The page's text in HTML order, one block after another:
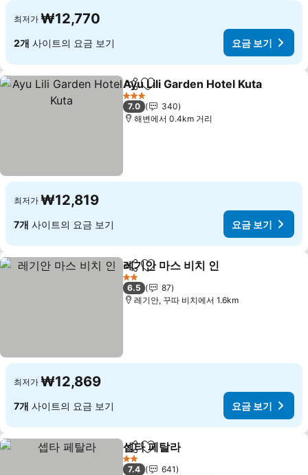
최저가 ₩12,770
2개 사이트의 요금 보기 요금 보기
공유 즐겨찾기에 추가
Ayu Lili Garden Hotel Kuta
3 성급
7.0
340
해변에서 0.4km 거리
최저가 ₩12,819
7개 사이트의 요금 보기 요금 보기
공유 즐겨찾기에 추가
레기안 마스 비치 인
2 성급
6.5
87
레기안, 꾸따 비치에서 1.6km
최저가 ₩12,869
7개 사이트의 요금 보기 요금 보기
공유 즐겨찾기에 추가
셉타 페탈라
2 성급
7.4
641